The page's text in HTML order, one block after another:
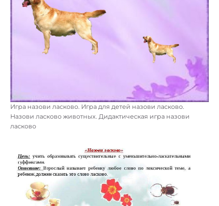
Игра назови ласково. Игра для детей назови ласково.
Назови ласково животных. Дидактическая игра назови
ласково